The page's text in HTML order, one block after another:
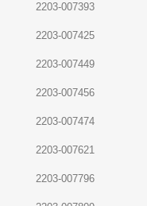
2203-007393
2203-007425
2203-007449
2203-007456
2203-007474
2203-007621
2203-007796